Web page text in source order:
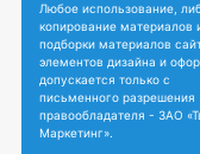
Любое использование,
копирование материалов
подборки материалов
элементов дизайна и
допускается только с
письменного разрешения
правообладателя - ЗАО
Маркетинг».